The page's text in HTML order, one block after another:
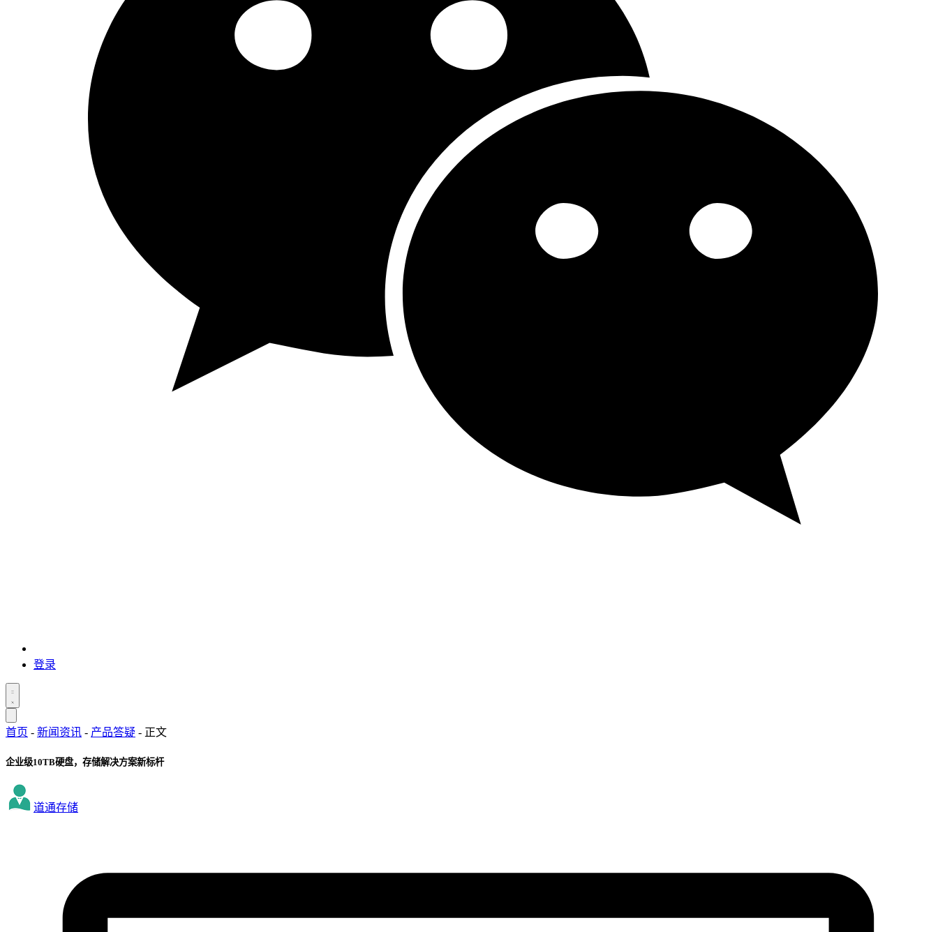
登录
首页 - 新闻资讯 - 产品答疑 - 正文
企业级10TB硬盘，存储解决方案新标杆
道通存储